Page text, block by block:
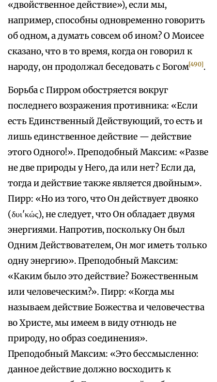
«двойственное действие»), если мы,
например, способны одновременно говорить
об одном, а думать совсем об ином? О Моисее
сказано, что в то время, когда он говорил к
народу, он продолжал беседовать с Богом[490].
Борьба с Пирром обостряется вокруг
последнего возражения противника: «Если
есть Единственный Действующий, то есть и
лишь единственное действие — действие
этого Одного!». Преподобный Максим: «Разве
не две природы у Него, да или нет? Если да,
тогда и действие также является двойным».
Пирр: «Но из того, что Он действует двояко
(δυι'κώς), не следует, что Он обладает двумя
энергиями. Напротив, поскольку Он был
Одним Действователем, Он мог иметь только
одну энергию». Преподобный Максим:
«Каким было это действие? Божественным
или человеческим?». Пирр: «Когда мы
называем действие Божества и человечества
во Христе, мы имеем в виду отнюдь не
природу, но образ соединения».
Преподобный Максим: «Это бессмысленно:
данное действие должно восходить к